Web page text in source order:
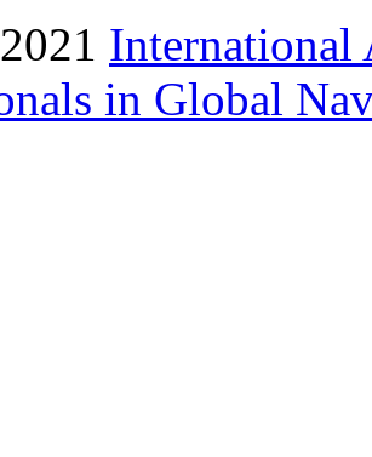
International
in Global